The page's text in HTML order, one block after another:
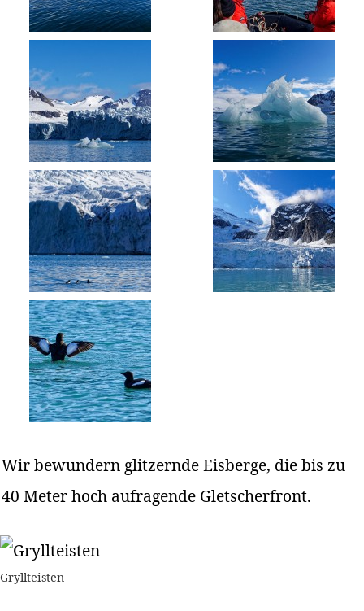
Wir bewundern glitzernde Eisberge, die bis zu
40 Meter hoch aufragende Gletscherfront.
Gryllteisten